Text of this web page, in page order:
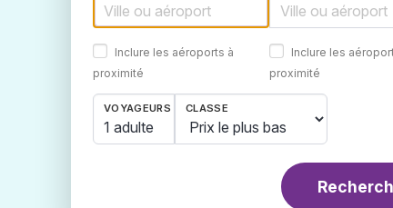
Inclure les aéroports à
proximité
Inclure les
proximité
VOYAGEURS
1 adulte
CLASSE